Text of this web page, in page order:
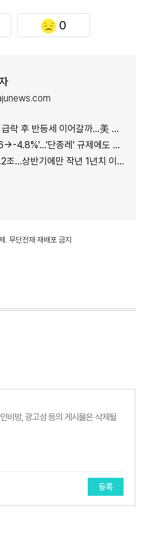
0
세 이어갈까…美 CPI·외국인 수급 '촉각'
' 규제에도 여전히 롤러코스터 타는 코스피
기에만 작년 1년치 이익만큼 벌었다
무단전재·재배포 금지
등록